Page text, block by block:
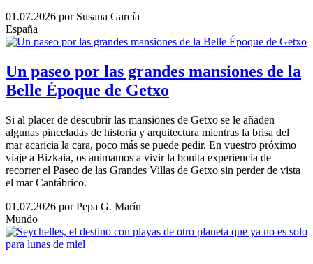
01.07.2026 por Susana García
España
Un paseo por las grandes mansiones de la
Belle Époque de Getxo
Si al placer de descubrir las mansiones de Getxo se le añaden
algunas pinceladas de historia y arquitectura mientras la brisa del
mar acaricia la cara, poco más se puede pedir. En vuestro próximo
viaje a Bizkaia, os animamos a vivir la bonita experiencia de
recorrer el Paseo de las Grandes Villas de Getxo sin perder de vista
el mar Cantábrico.
01.07.2026 por Pepa G. Marín
Mundo